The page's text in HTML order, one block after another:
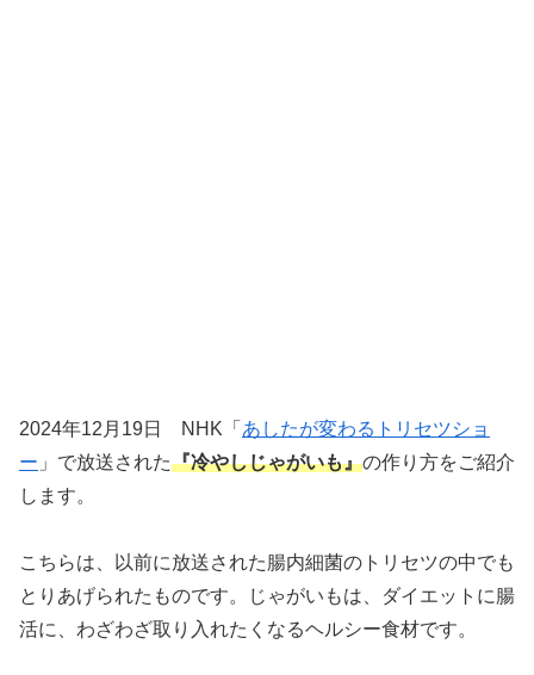
2024年12月19日 NHK「 あしたが変わるトリセツショ
ー 」で放送された『冷やしじゃがいも』の作り方をご紹介
します。
こちらは、以前に放送された腸内細菌のトリセツの中でも
とりあげられたものです。じゃがいもは、ダイエットに腸
活に、わざわざ取り入れたくなるヘルシー食材です。